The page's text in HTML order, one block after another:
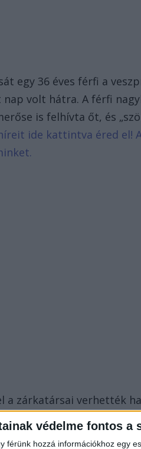
védelme fontos a
férünk hozzá információkhoz egy
egy 36 éves férfi a
volt hátra. A férfi
is felhívta őt, és
ide kattintva éred el!
a zárkatársai verhették
szerezte a súlyos